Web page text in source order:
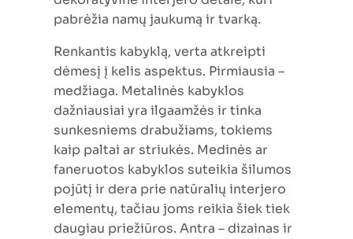
pabrėžia namų jaukumą ir tvarką.
Renkantis kabyklą, verta atkreipti
dėmesį į kelis aspektus. Pirmiausia –
medžiaga. Metalinės kabyklos
dažniausiai yra ilgaamžės ir tinka
sunkesniems drabužiams, tokiems
kaip paltai ar striukės. Medinės ar
faneruotos kabyklos suteikia šilumos
pojūtį ir dera prie natūralių interjero
elementų, tačiau joms reikia šiek tiek
daugiau priežiūros. Antra – dizainas ir